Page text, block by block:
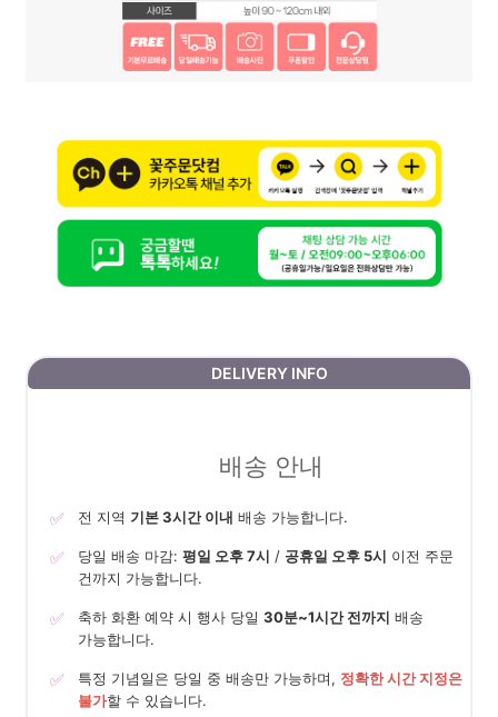
DELIVERY INFO
배송 안내
✅ 전 지역 기본 3시간 이내 배송 가능합니다.
✅ 당일 배송 마감: 평일 오후 7시 / 공휴일 오후 5시 이전 주문
건까지 가능합니다.
✅ 축하 화환 예약 시 행사 당일 30분~1시간 전까지 배송
가능합니다.
✅ 특정 기념일은 당일 중 배송만 가능하며, 정확한 시간 지정은
불가할 수 있습니다.